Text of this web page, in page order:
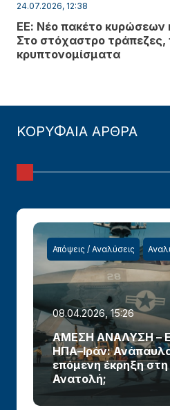
24.07.2026, 12:38
ΕΕ: Νέο πακέτο κυρώσεων
Στο στόχαστρο τράπεζες,
κρυπτονομίσματα
ΚΟΡΥΦΑΙΑ ΑΡΘΡΑ
Απόψεις / Αναλύσεις
08.04.2026, 15:26
ΑΜΕΣΗ ΑΝΑΛΥΣΗ –
ΗΠΑ–Ιράν:
επόμενη έκρηξη
Ανατολή;